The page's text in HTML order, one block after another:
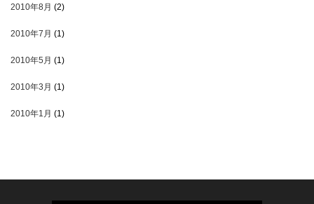
2010年8月 (2)
2010年7月 (1)
2010年5月 (1)
2010年3月 (1)
2010年1月 (1)